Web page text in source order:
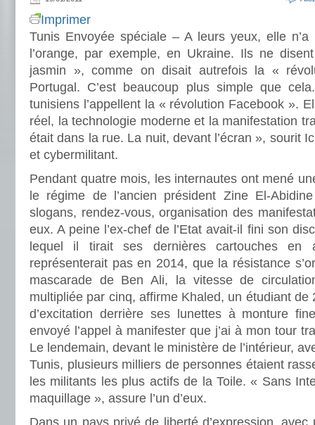
Imprimer
Tunis Envoyée spéciale – A leurs yeux, elle
l’orange, par exemple, en Ukraine. Ils ne
jasmin », comme on disait autrefois la «
Portugal. C’est beaucoup plus simple que
tunisiens l’appellent la « révolution Facebook ».
réel, la technologie moderne et la manifestation
était dans la rue. La nuit, devant l’écran », sourit
et cybermilitant.
Pendant quatre mois, les internautes ont mené
le régime de l’ancien président Zine El-
slogans, rendez-vous, organisation des
eux. A peine l’ex-chef de l’Etat avait-il fini son
lequel il tirait ses dernières cartouches en
représenterait pas en 2014, que la résistance
mascarade de Ben Ali, la vitesse de
multipliée par cinq, affirme Khaled, un étudiant de
d’excitation derrière ses lunettes à monture
envoyé l’appel à manifester que j’ai à mon tour
Le lendemain, devant le ministère de l’intérieur,
Tunis, plusieurs milliers de personnes étaient
les militants les plus actifs de la Toile. « Sans
maquillage », assure l’un d’eux.
Dans un pays privé de liberté d’expression,